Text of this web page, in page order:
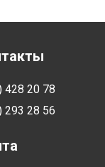
428 20 78
293 28 56